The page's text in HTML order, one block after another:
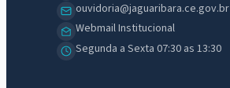
ouvidoria@jaguaribara.ce.gov.br
Webmail Institucional
Segunda a Sexta 07:30 as 13:30